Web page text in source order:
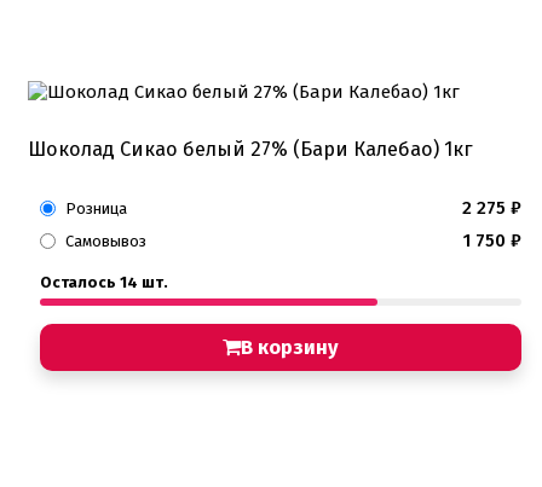
Шоколад Сикао белый 27% (Бари Калебао) 1кг
Розница 2 275 ₽
Самовывоз 1 750 ₽
Осталось 14 шт.
В корзину